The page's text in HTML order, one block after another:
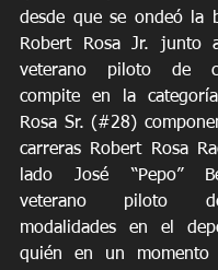
desde que se ondeó la
Robert Rosa Jr. junto
veterano piloto de
compite en la
Rosa Sr. (#28)
carreras Robert Rosa
lado José “Pepo”
veterano piloto
modalidades en el
quién en un